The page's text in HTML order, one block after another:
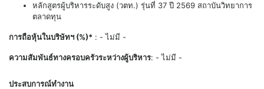
หลักสูตรผู้บริหารระดับสูง (วตท.) รุ่นที่ 37 ปี 2569 สถาบันวิทยาการ
ตลาดทุน
การถือหุ้นในบริษัทฯ (%)* : - ไม่มี -
ความสัมพันธ์ทางครอบครัวระหว่างผู้บริหาร: - ไม่มี -
ประสบการณ์ทำงาน